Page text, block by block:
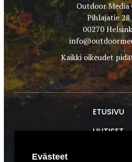
Outdoor Media
Pihlajatie 28
00270
Kaikki oikeudet
ETUSIVU
UUTISET
Evästeet